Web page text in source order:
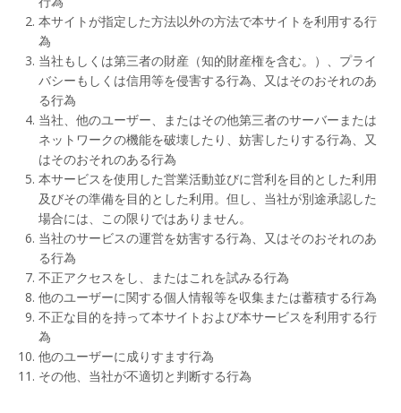
本サイトが指定した方法以外の方法で本サイトを利用する行
為
当社もしくは第三者の財産（知的財産権を含む。）、プライ
バシーもしくは信用等を侵害する行為、又はそのおそれのあ
る行為
当社、他のユーザー、またはその他第三者のサーバーまたは
ネットワークの機能を破壊したり、妨害したりする行為、又
はそのおそれのある行為
本サービスを使用した営業活動並びに営利を目的とした利用
及びその準備を目的とした利用。但し、当社が別途承認した
場合には、この限りではありません。
当社のサービスの運営を妨害する行為、又はそのおそれのあ
る行為
不正アクセスをし、またはこれを試みる行為
他のユーザーに関する個人情報等を収集または蓄積する行為
不正な目的を持って本サイトおよび本サービスを利用する行
為
他のユーザーに成りすます行為
その他、当社が不適切と判断する行為